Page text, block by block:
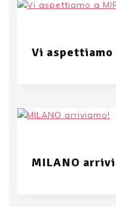
Vi aspettiamo
MILANO